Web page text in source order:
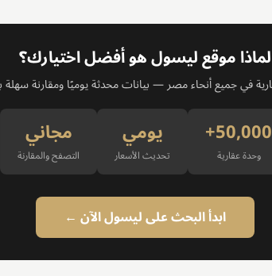
لماذا موقع ليسول هو أفضل اختيارك؟
50,000+
وحدة عقارية
يومي
تحديث الأسعار
مجاني
التصفح والمقارنة
ابدأ البحث على ليسول الآن ←